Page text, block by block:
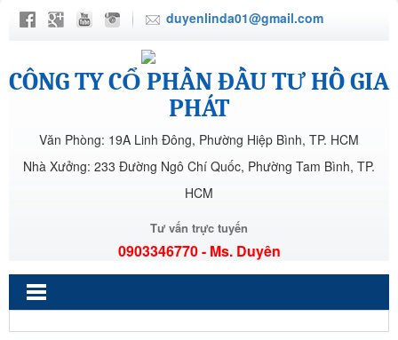
duyenlinda01@gmail.com
CÔNG TY CỔ PHẦN ĐẦU TƯ HỒ GIA
PHÁT
Văn Phòng: 19A Linh Đông, Phường Hiệp Bình, TP. HCM
Nhà Xưởng: 233 Đường Ngô Chí Quốc, Phường Tam Bình, TP.
HCM
Tư vấn trực tuyến
0903346770 - Ms. Duyên